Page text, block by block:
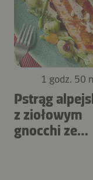
1 godz. 50
Pstrąg
z ziołowym
gnocchi ze